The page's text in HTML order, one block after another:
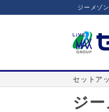
ジーメゾ
セットア
ジ